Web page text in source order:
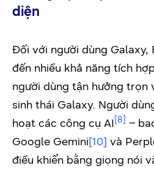
diện
Đối với người dùng Galaxy,
đến nhiều khả năng tích
người dùng tận hưởng trọn
sinh thái Galaxy. Người
hoạt các công cụ AI [8] –
Google Gemini[10] và
điều khiển bằng giọng nói